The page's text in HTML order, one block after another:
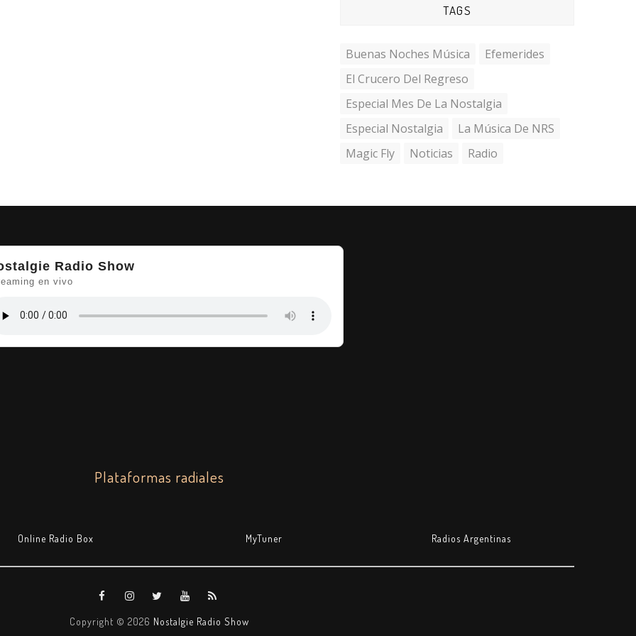
TAGS
Buenas Noches Música
Efemerides
El Crucero Del Regreso
Especial Mes De La Nostalgia
Especial Nostalgia
La Música De NRS
Magic Fly
Noticias Radio
Radio Show
en vivo
Plataformas radiales
Online Radio Box MyTuner Radios Argentinas
Copyright © 2026 Nostalgie Radio Show